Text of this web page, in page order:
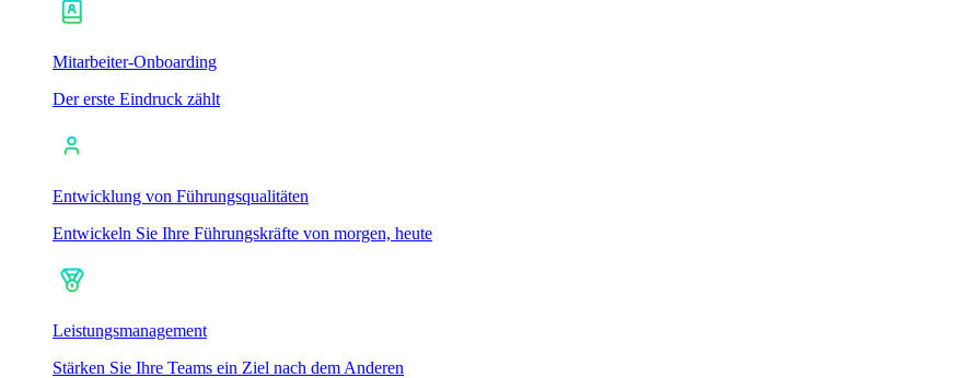
Mitarbeiter-Onboarding
Der erste Eindruck zählt
Entwicklung von Führungsqualitäten
Entwickeln Sie Ihre Führungskräfte von morgen, heute
Leistungsmanagement
Stärken Sie Ihre Teams ein Ziel nach dem Anderen